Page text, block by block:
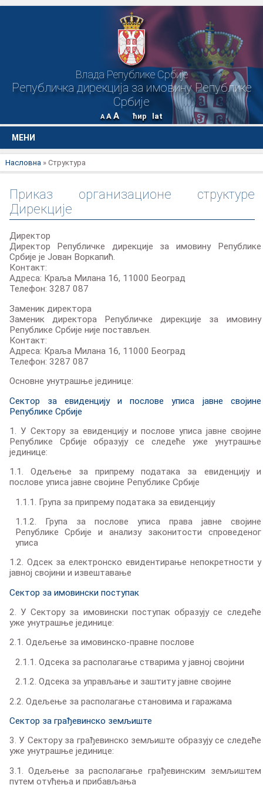
Влада Републике Србије
Републичка дирекција за имовину Републике
Србије
A A A ћир lat
МЕНИ
Насловна» Структура
Приказ организационе структуре
Дирекције
Директор
Директор Републичке дирекције за имовину Републике
Србије је Јован Воркапић.
Контакт:
Адреса: Краља Милана 16, 11000 Београд
Телефон: 3287 087
Заменик директора
Заменик директора Републичке дирекције за имовину
Републике Србије није постављен.
Контакт:
Адреса: Краља Милана 16, 11000 Београд
Телефон: 3287 087
Основне унутрашње јединице:
Сектор за евиденцију и послове уписа јавне својине
Републике Србије
1. У Сектору за евиденцију и послове уписа јавне својине
Републике Србије образују се следеће уже унутрашње
јединице:
1.1. Одељење за припрему података за евиденцију и
послове уписа јавне својине Републике Србије
1.1.1. Група за припрему података за евиденцију
1.1.2. Група за послове уписа права јавне својине
Републике Србије и анализу законитости спроведеног
уписа
1.2. Одсек за електронско евидентирање непокретности у
јавној својини и извештавање
Сектор за имовински поступак
2. У Сектору за имовински поступак образују се следеће
уже унутрашње јединице:
2.1. Одељење за имовинско-правне послове
2.1.1. Одсека за располагање стварима у јавној својини
2.1.2. Одсека за управљање и заштиту јавне својине
2.2. Одељење за располагање становима и гаражама
Сектор за грађевинско земљиште
3. У Сектору за грађевинско земљиште образују се следеће
уже унутрашње јединице:
3.1. Одељење за располагање грађевинским земљиштем
путем отуђења и прибављања